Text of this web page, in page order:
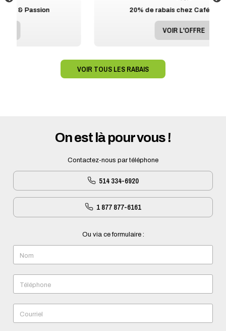
20% de rabais chez Café St-Henri
VOIR TOUS LES RABAIS
On est là pour vous !
Contactez-nous par téléphone
514 334-6920
1 877 877-6161
Ou via ce formulaire :
Nom
Téléphone
Courriel